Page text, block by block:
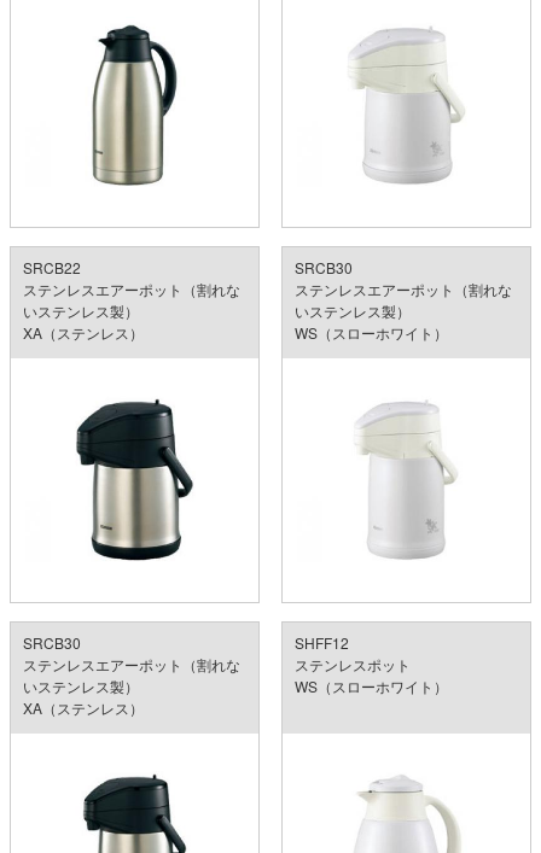
SRCB22
ステンレスエアーポット（割れな
いステンレス製）
XA（ステンレス）
SRCB30
ステンレスエアーポット（割れな
いステンレス製）
WS（スローホワイト）
SRCB30
ステンレスエアーポット（割れな
いステンレス製）
XA（ステンレス）
SHFF12
ステンレスポット
WS（スローホワイト）